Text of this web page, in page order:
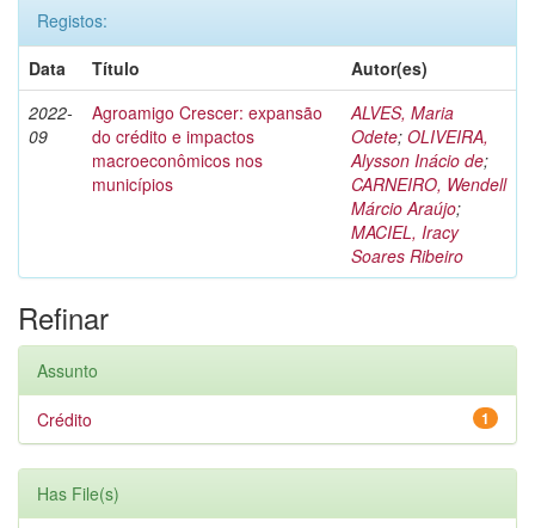
Registos:
Data
Título
Autor(es)
2022-
09
Agroamigo Crescer: expansão
do crédito e impactos
macroeconômicos nos
municípios
ALVES, Maria
Odete; OLIVEIRA,
Alysson Inácio de;
CARNEIRO, Wendell
Márcio Araújo;
MACIEL, Iracy
Soares Ribeiro
Refinar
Assunto
1
Crédito
Has File(s)